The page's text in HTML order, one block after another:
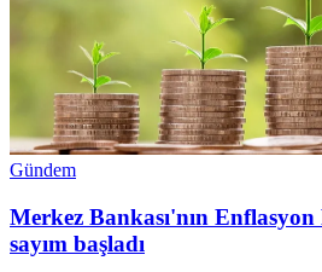
Gündem
Merkez Bankası'nın
sayım başladı